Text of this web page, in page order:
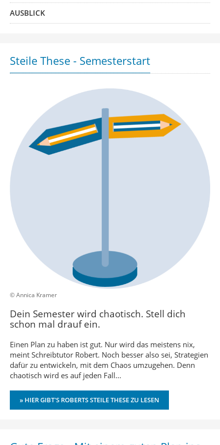
AUSBLICK
Steile These - Semesterstart
© Annica Kramer
Dein Semester wird chaotisch. Stell dich
schon mal drauf ein.
Einen Plan zu haben ist gut. Nur wird das meistens nix,
meint Schreibtutor Robert. Noch besser also sei, Strategien
dafür zu entwickeln, mit dem Chaos umzugehen. Denn
chaotisch wird es auf jeden Fall...
» HIER GIBT'S ROBERTS STEILE THESE ZU LESEN